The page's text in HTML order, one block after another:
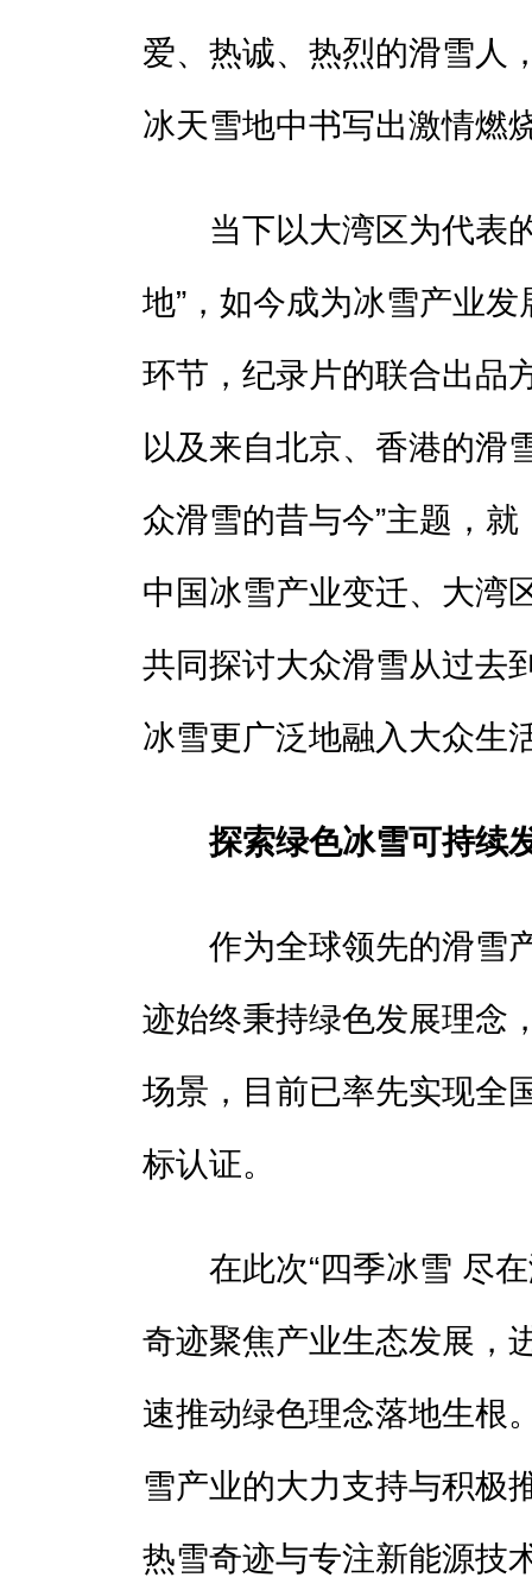
爱、热诚、热烈的滑雪人
冰天雪地中书写出激情燃
当下以大湾区为代表的
地”，如今成为冰雪产业
环节，纪录片的联合出品
以及来自北京、香港的滑
众滑雪的昔与今”主题，
中国冰雪产业变迁、大湾
共同探讨大众滑雪从过去
冰雪更广泛地融入大众生
探索绿色冰雪可持续
作为全球领先的滑雪产
迹始终秉持绿色发展理念
场景，目前已率先实现全
标认证。
在此次“四季冰雪 尽在
奇迹聚焦产业生态发展，
速推动绿色理念落地生根
雪产业的大力支持与积极
热雪奇迹与专注新能源技